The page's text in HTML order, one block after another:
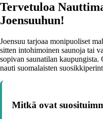
Tervetuloa
Joensuuhun!
Joensuu tarjoaa monipuoliset
sitten intohimoinen saunoja tai
sopivan saunatilan kaupungista.
nauti suomalaisten
Mitkä ovat